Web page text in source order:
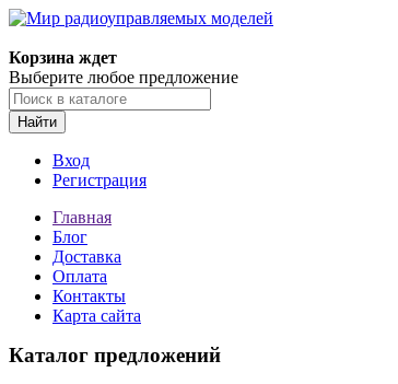
Корзина ждет
Выберите любое предложение
Найти
Вход
Регистрация
Главная
Блог
Доставка
Оплата
Контакты
Карта сайта
Каталог предложений